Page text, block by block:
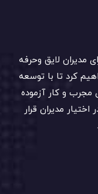
مدیران لایق وحرفه
کرد تا با توسعه
مجرب و کار آزموده
اختیار مدیران قرار